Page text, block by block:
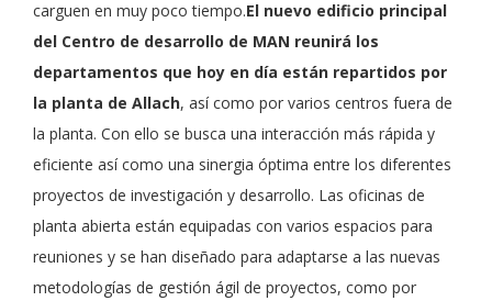
carguen en muy poco tiempo.El nuevo edificio principal
del Centro de desarrollo de MAN reunirá los
departamentos que hoy en día están repartidos por
la planta de Allach, así como por varios centros fuera de
la planta. Con ello se busca una interacción más rápida y
eficiente así como una sinergia óptima entre los diferentes
proyectos de investigación y desarrollo. Las oficinas de
planta abierta están equipadas con varios espacios para
reuniones y se han diseñado para adaptarse a las nuevas
metodologías de gestión ágil de proyectos, como por